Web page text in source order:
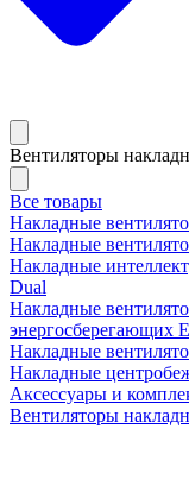
Вентиляторы
Все товары
Накладные
Накладные
Накладные
Dual
Накладные
энергосберегающих
Накладные
Накладные
Аксессуары и
Вентиляторы